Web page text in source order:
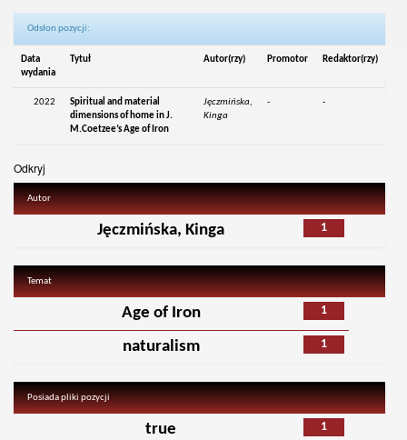
Odsłon pozycji:
Data
wydania
Tytuł Autor(rzy) Promotor Redaktor(rzy)
2022
Spiritual and material
dimensions of home in J.
M.Coetzee’s Age of Iron
Jęczmińska,
Kinga
- -
Odkryj
Autor
1
Jęczmińska, Kinga
Temat
1
Age of Iron
1
naturalism
Posiada pliki pozycji
1
true